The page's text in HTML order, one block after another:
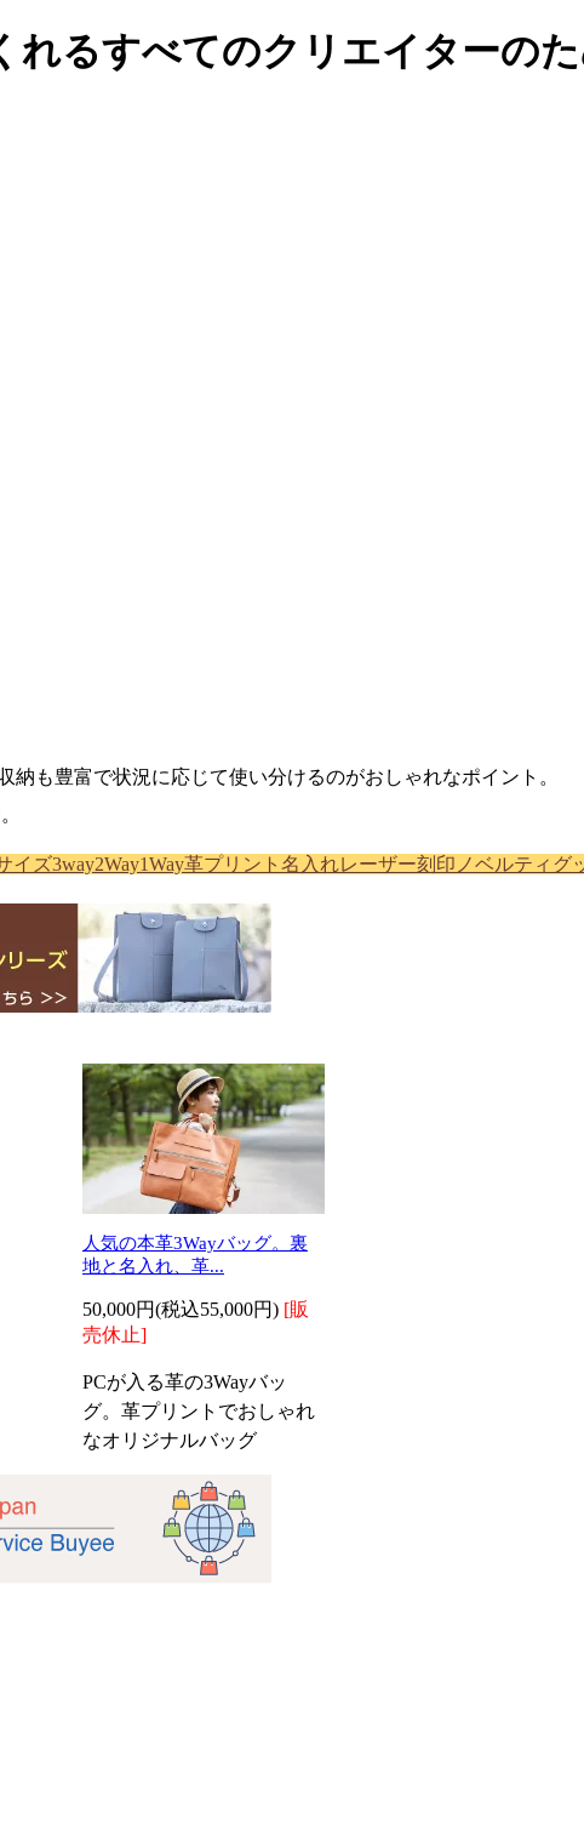
るすべてのクリエイターの
も豊富で状況に応じて使い分けるのがおしゃれなポイント。
イズ3way2Way1Way革プリント 名入れレーザー刻印 ノベルティグ
人気の本革3Wayバッグ。裏
地と名入れ、革...
50,000円(税込55,000円) [販
売休止]
PCが入る革の3Wayバッ
グ。革プリントでおしゃれ
なオリジナルバッグ